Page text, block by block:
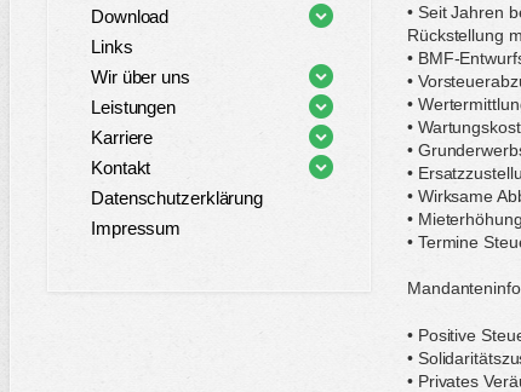
Download
Links
Wir über uns
Leistungen
Karriere
Kontakt
Datenschutzerklärung
Impressum
• Seit Jahren
Rückstellung
• BMF-
•
•
•
•
•
• Wirksame
•
• Termine
• Positive
•
• Privates